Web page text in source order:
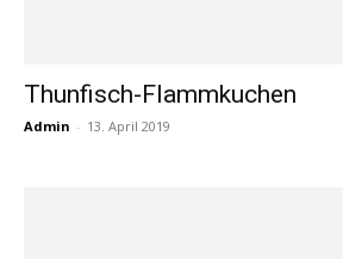
Thunfisch-Flammkuchen
Admin - 13. April 2019